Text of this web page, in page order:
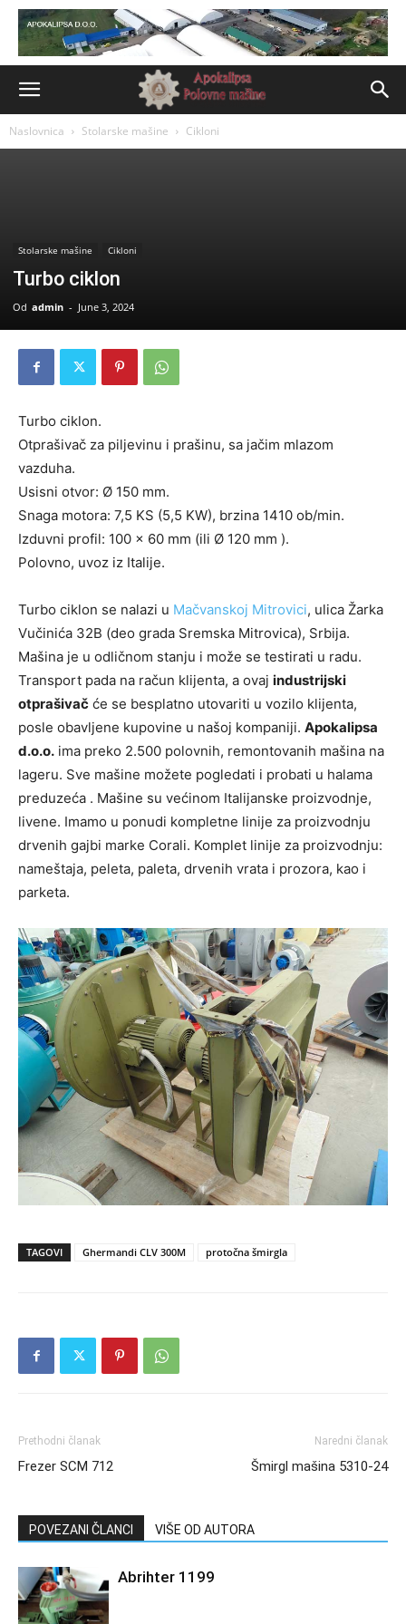
Naslovnica Stolarske mašine Cikloni
Stolarske mašine Cikloni
Turbo ciklon
Od admin - June 3, 2024
Turbo ciklon.
Otprašivač za piljevinu i prašinu, sa jačim mlazom
vazduha.
Usisni otvor: Ø 150 mm.
Snaga motora: 7,5 KS (5,5 KW), brzina 1410 ob/min.
Izduvni profil: 100 x 60 mm (ili Ø 120 mm ).
Polovno, uvoz iz Italije.
Turbo ciklon se nalazi u Mačvanskoj Mitrovici, ulica Žarka
Vučinića 32B (deo grada Sremska Mitrovica), Srbija.
Mašina je u odličnom stanju i može se testirati u radu.
Transport pada na račun klijenta, a ovaj industrijski
otprašivač će se besplatno utovariti u vozilo klijenta,
posle obavljene kupovine u našoj kompaniji. Apokalipsa
d.o.o. ima preko 2.500 polovnih, remontovanih mašina na
lageru. Sve mašine možete pogledati i probati u halama
preduzeća . Mašine su većinom Italijanske proizvodnje,
livene. Imamo u ponudi kompletne linije za proizvodnju
drvenih gajbi marke Corali. Komplet linije za proizvodnju:
nameštaja, peleta, paleta, drvenih vrata i prozora, kao i
parketa.
TAGOVI Ghermandi CLV 300M protočna šmirgla
Prethodni članak
Frezer SCM 712
Naredni članak
Šmirgl mašina 5310-24
POVEZANI ČLANCI VIŠE OD AUTORA
Abrihter 1199